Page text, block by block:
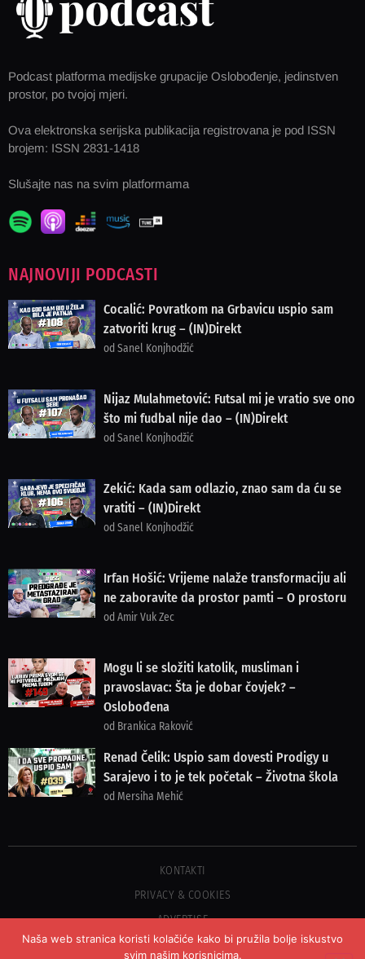
Podcast platforma medijske grupacije Oslobođenje, jedinstven
prostor, po tvojoj mjeri.
Ova elektronska serijska publikacija registrovana je pod ISSN
brojem: ISSN 2831-1418
Slušajte nas na svim platformama
NAJNOVIJI PODCASTI
Cocalić: Povratkom na Grbavicu uspio sam
zatvoriti krug – (IN)Direkt
od Sanel Konjhodžić
Nijaz Mulahmetović: Futsal mi je vratio sve ono
što mi fudbal nije dao – (IN)Direkt
od Sanel Konjhodžić
Zekić: Kada sam odlazio, znao sam da ću se
vratiti – (IN)Direkt
od Sanel Konjhodžić
Irfan Hošić: Vrijeme nalaže transformaciju ali
ne zaboravite da prostor pamti – O prostoru
od Amir Vuk Zec
Mogu li se složiti katolik, musliman i
pravoslavac: Šta je dobar čovjek? –
Oslobođena
od Brankica Raković
Renad Čelik: Uspio sam dovesti Prodigy u
Sarajevo i to je tek početak – Životna škola
od Mersiha Mehić
KONTAKTI
PRIVACY & COOKIES
ADVERTISE
Naša web stranica koristi kolačiće kako bi pružila bolje iskustvo
svim našim korisnicima.